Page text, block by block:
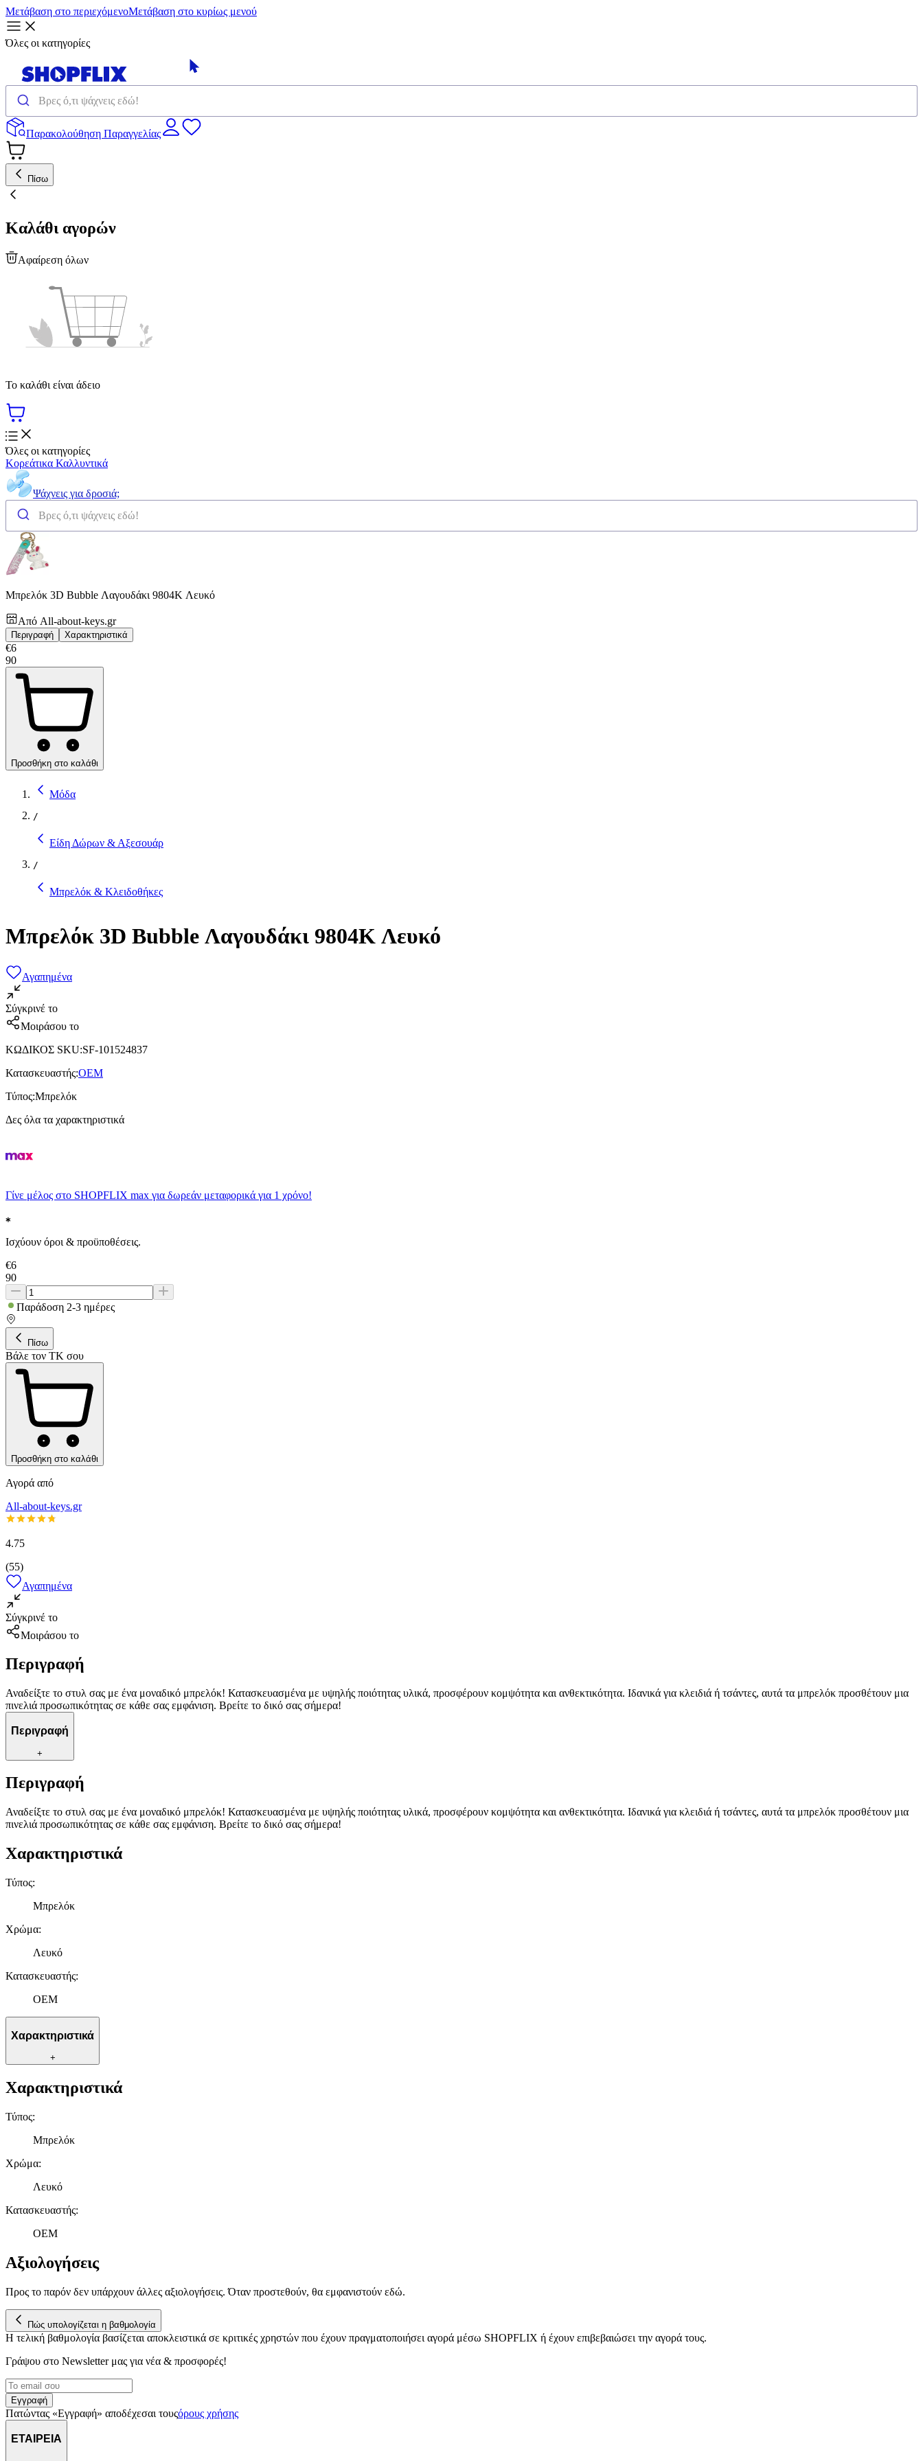
Μετάβαση στο περιεχόμενοΜετάβαση στο κυρίως μενού
Όλες οι κατηγορίες
Παρακολούθηση Παραγγελίας
Πίσω
Καλάθι αγορών
Αφαίρεση όλων
Το καλάθι είναι άδειο
Όλες οι κατηγορίες
Κορεάτικα Καλλυντικά
Ψάχνεις για δροσιά;
Μπρελόκ 3D Bubble Λαγουδάκι 9804K Λευκό
Από All-about-keys.gr
Περιγραφή Χαρακτηριστικά
€6
90
Προσθήκη στο καλάθι
Μόδα
/
Είδη Δώρων & Αξεσουάρ
/
Μπρελόκ & Κλειδοθήκες
Μπρελόκ 3D Bubble Λαγουδάκι 9804K Λευκό
Αγαπημένα
Σύγκρινέ το
Μοιράσου το
ΚΩΔΙΚΟΣ SKU:SF-101524837
Κατασκευαστής:OEM
Τύπος:Μπρελόκ
Δες όλα τα χαρακτηριστικά
Γίνε μέλος στο SHOPFLIX max για δωρεάν μεταφορικά για 1 χρόνο!
Ισχύουν όροι & προϋποθέσεις.
€6
90
Παράδοση 2-3 ημέρες
Πίσω
Βάλε τον ΤΚ σου
Προσθήκη στο καλάθι
Αγορά από
All-about-keys.gr
4.75
(55)
Αγαπημένα
Σύγκρινέ το
Μοιράσου το
Περιγραφή
Αναδείξτε το στυλ σας με ένα μοναδικό μπρελόκ! Κατασκευασμένα με υψηλής ποιότητας υλικά, προσφέρουν κομψότητα και ανθεκτικότητα. Ιδανικά για κλειδιά ή τσάντες, αυτά τα μπρελόκ προσθέτουν μια
πινελιά προσωπικότητας σε κάθε σας εμφάνιση. Βρείτε το δικό σας σήμερα!
Περιγραφή
+
Περιγραφή
Αναδείξτε το στυλ σας με ένα μοναδικό μπρελόκ! Κατασκευασμένα με υψηλής ποιότητας υλικά, προσφέρουν κομψότητα και ανθεκτικότητα. Ιδανικά για κλειδιά ή τσάντες, αυτά τα μπρελόκ προσθέτουν μια
πινελιά προσωπικότητας σε κάθε σας εμφάνιση. Βρείτε το δικό σας σήμερα!
Χαρακτηριστικά
Τύπος:
Μπρελόκ
Χρώμα:
Λευκό
Κατασκευαστής:
OEM
Χαρακτηριστικά
+
Χαρακτηριστικά
Τύπος:
Μπρελόκ
Χρώμα:
Λευκό
Κατασκευαστής:
OEM
Αξιολογήσεις
Προς το παρόν δεν υπάρχουν άλλες αξιολογήσεις. Όταν προστεθούν, θα εμφανιστούν εδώ.
Πώς υπολογίζεται η βαθμολογία
Η τελική βαθμολογία βασίζεται αποκλειστικά σε κριτικές χρηστών που έχουν πραγματοποιήσει αγορά μέσω SHOPFLIX ή έχουν επιβεβαιώσει την αγορά τους.
Γράψου στο Νewsletter μας για νέα & προσφορές!
Εγγραφή
Πατώντας «Εγγραφή» αποδέχεσαι τουςόρους χρήσης
ΕΤΑΙΡΕΙΑ